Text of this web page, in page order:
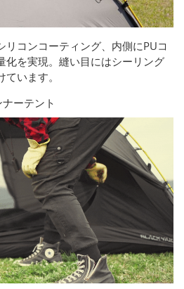
コンコーティング、内側にPUコ
化を実現。縫い目にはシーリング
います。
ーテント